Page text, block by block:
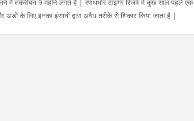
9 महीने लगते है | रणथंभोर टाइगर रिजर्व में कुछ साल पहले एक
के लिए इनका इंसानों द्वारा अवैध तरीके से शिकार किया जाता है |